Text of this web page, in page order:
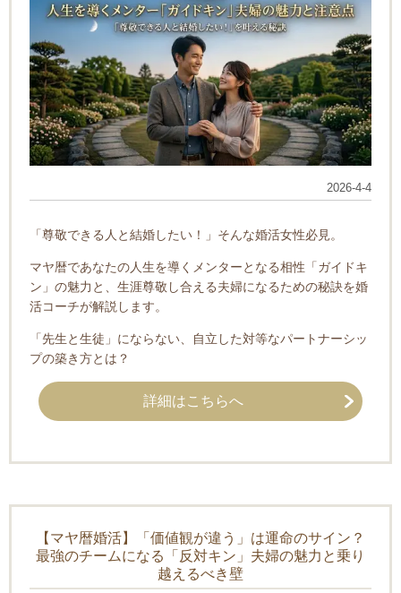
2026-4-4
「尊敬できる人と結婚したい！」そんな婚活女性必見。
マヤ暦であなたの人生を導くメンターとなる相性「ガイドキ
ン」の魅力と、生涯尊敬し合える夫婦になるための秘訣を婚
活コーチが解説します。
「先生と生徒」にならない、自立した対等なパートナーシッ
プの築き方とは？
詳細はこちらへ
【マヤ暦婚活】「価値観が違う」は運命のサイン？
最強のチームになる「反対キン」夫婦の魅力と乗り
越えるべき壁